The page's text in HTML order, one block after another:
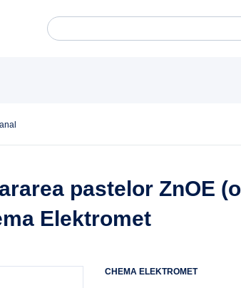
Caută
după:When autocomplete results are available
pastelor ZnOE
Elektromet
CHEMA ELEKTROMET